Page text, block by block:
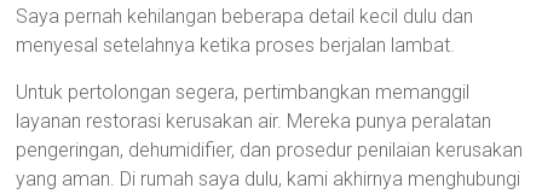
Saya pernah kehilangan beberapa detail kecil dulu dan
menyesal setelahnya ketika proses berjalan lambat.
Untuk pertolongan segera, pertimbangkan memanggil
layanan restorasi kerusakan air. Mereka punya peralatan
pengeringan, dehumidifier, dan prosedur penilaian kerusakan
yang aman. Di rumah saya dulu, kami akhirnya menghubungi